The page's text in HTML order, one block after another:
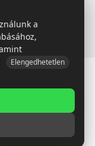
a
Elengedhetetlen